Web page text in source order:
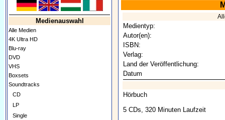
Medienauswahl
Alle Medien
4K Ultra HD
Blu-ray
DVD
VHS
Boxsets
Soundtracks
CD
LP
Single
Medientyp:
Autor(en):
ISBN:
Verlag:
Land der Veröffentlichung:
Datum
Hörbuch
5 CDs, 320 Minuten Laufzeit